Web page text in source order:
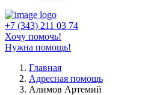
+7 (343) 211 03 74
Хочу помочь!
Нужна помощь!
Главная
Адресная помощь
Алимов Артемий